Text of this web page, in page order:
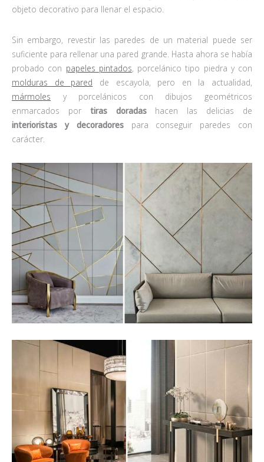
objeto decorativo para llenar el espacio.
Sin embargo, revestir las paredes de un material puede ser
suficiente para rellenar una pared grande. Hasta ahora se había
probado con papeles pintados, porcelánico tipo piedra y con
molduras de pared de escayola, pero en la actualidad,
mármoles y porcelánicos con dibujos geométricos
enmarcados por tiras doradashacen las delicias de
interioristas y decoradorespara conseguir paredes con
carácter.